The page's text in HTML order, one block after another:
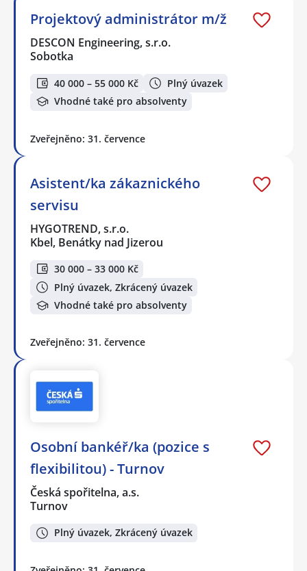
Projektový administrátor m/ž
DESCON Engineering, s.r.o.
Sobotka
40 000 – 55 000 Kč
Plný úvazek
Vhodné také pro absolventy
Zveřejněno: 31. července
Asistent/ka zákaznického
servisu
HYGOTREND, s.r.o.
Kbel, Benátky nad Jizerou
30 000 – 33 000 Kč
Plný úvazek, Zkrácený úvazek
Vhodné také pro absolventy
Zveřejněno: 31. července
Osobní bankéř/ka (pozice s
flexibilitou) - Turnov
Česká spořitelna, a.s.
Turnov
Plný úvazek, Zkrácený úvazek